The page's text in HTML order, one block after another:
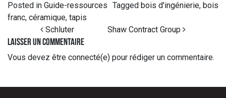
Posted in Guide-ressources Tagged bois d'ingénierie, bois
franc, céramique, tapis
Post navigation
Schluter Shaw Contract Group
Laisser un commentaire
Vous devez être connecté(e) pour rédiger un commentaire.